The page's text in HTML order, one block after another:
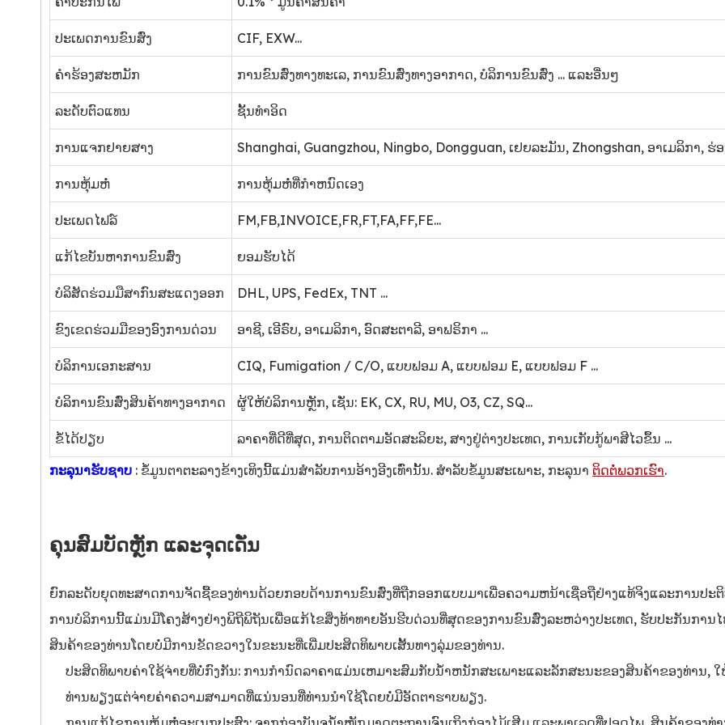
ປະເພດການຂົນສົ່ງ CIF, EXW...
ຄໍາຮ້ອງສະຫມັກ ການຂົນສົ່ງທາງທະເລ, ການຂົນສົ່ງທາງອາກາດ, ບໍລິການຂົນສົ່ງ ... ແລະອື່ນໆ
ລະດັບຕົວແທນ ຊັ້ນທໍາອິດ
ການແຈກຢາຍສາງ Shanghai, Guangzhou, Ningbo, Dongguan, ເຢຍລະມັນ, Zhongshan, ອາເມລິກາ, ຮ່ອ
ການຫຸ້ມຫໍ່ ການຫຸ້ມຫໍ່ທີ່ກໍາຫນົດເອງ
ປະເພດໄຟລ໌ FM,FB,INVOICE,FR,FT,FA,FF,FE...
ແກ້​ໄຂ​ບັນ​ຫາ​ການ​ຂົນ​ສົ່ງ​ ຍອມຮັບໄດ້
ບໍລິສັດຮ່ວມມືສາກົນສະແດງອອກ DHL, UPS, FedEx, TNT ...
ຂົງເຂດຮ່ວມມືຂອງອົງການດ່ວນ ອາຊີ, ເອີຣົບ, ອາເມລິກາ, ອົດສະຕາລີ, ອາຟຣິກາ ...
ບໍລິການເອກະສານ CIQ, Fumigation / C/O, ແບບຟອມ A, ແບບຟອມ E, ແບບຟອມ F ...
ບໍລິການຂົນສົ່ງສິນຄ້າທາງອາກາດ ຜູ້ໃຫ້ບໍລິການຫຼັກ, ເຊັ່ນ: EK, CX, RU, MU, O3, CZ, SQ...
ຂໍ້ໄດ້ປຽບ
ລາ​ຄາ​ທີ່​ດີ​ທີ່​ສຸດ​, ການ​ຕິດ​ຕາມ​ອັດ​ສະ​ລິ​ຍະ​, ສາງ​ຢູ່​ຕ່າງ​ປະ​ເທດ​, ການ​ເກັບ​ກູ້​ພາ​ສີ​ໄວ​ຂຶ້ນ ...
ກະລຸນາຮັບຊາບ : ຂໍ້ມູນຕາຕະລາງຂ້າງເທິງນີ້ແມ່ນສໍາລັບການອ້າງອີງເທົ່ານັ້ນ. ສໍາລັບຂໍ້ມູນສະເພາະ, ກະລຸນາ ຕິດຕໍ່ພວກເຮົາ.
ຄຸນສົມບັດຫຼັກ ແລະຈຸດເດັ່ນ
ຍົກລະດັບຍຸດທະສາດການຈັດຊື້ຂອງທ່ານດ້ວຍກອບດ້ານການຂົນສົ່ງທີ່ຖືກອອກແບບມາເພື່ອຄວາມຫນ້າເຊື່ອຖືຢ່າງແທ້ຈິງແລະການປະ
ການບໍລິການນີ້ແມ່ນມີໂຄງສ້າງຢ່າງພິຖີພິຖັນເພື່ອແກ້ໄຂສິ່ງທ້າທາຍອັນຮີບດ່ວນທີ່ສຸດຂອງການຂົນສົ່ງລະຫວ່າງປະເທດ, ຮັບປະກັນການ
ສິນຄ້າຂອງທ່ານໂດຍບໍ່ມີການຂັດຂວາງໃນຂະນະທີ່ເພີ່ມປະສິດທິພາບເສັ້ນທາງລຸ່ມຂອງທ່ານ.
ປະສິດທິພາບຄ່າໃຊ້ຈ່າຍທີ່ບໍ່ກົງກັນ: ການກໍານົດລາຄາແມ່ນເຫມາະສົມກັບນ້ໍາຫນັກສະເພາະແລະລັກສະນະຂອງສິນຄ້າຂອງທ່ານ,
ທ່ານພຽງແຕ່ຈ່າຍຄ່າຄວາມສາມາດທີ່ແນ່ນອນທີ່ທ່ານນໍາໃຊ້ໂດຍບໍ່ມີອັດຕາຮາບພຽງ.